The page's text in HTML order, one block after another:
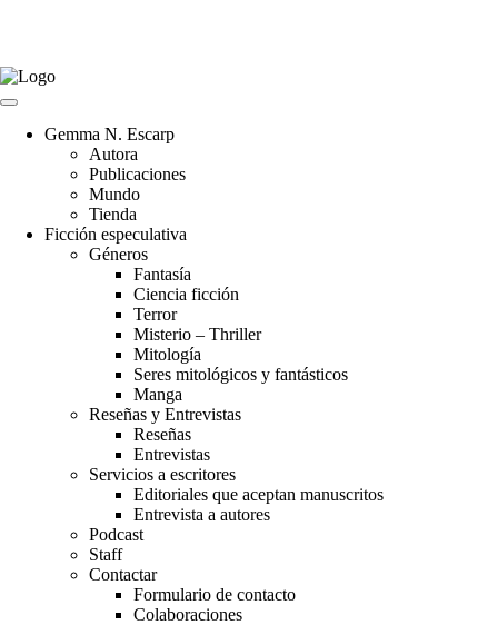
Gemma N. Escarp
Autora
Publicaciones
Mundo
Tienda
Ficción especulativa
Géneros
Fantasía
Ciencia ficción
Terror
Misterio – Thriller
Mitología
Seres mitológicos y fantásticos
Manga
Reseñas y Entrevistas
Reseñas
Entrevistas
Servicios a escritores
Editoriales que aceptan manuscritos
Entrevista a autores
Podcast
Staff
Contactar
Formulario de contacto
Colaboraciones